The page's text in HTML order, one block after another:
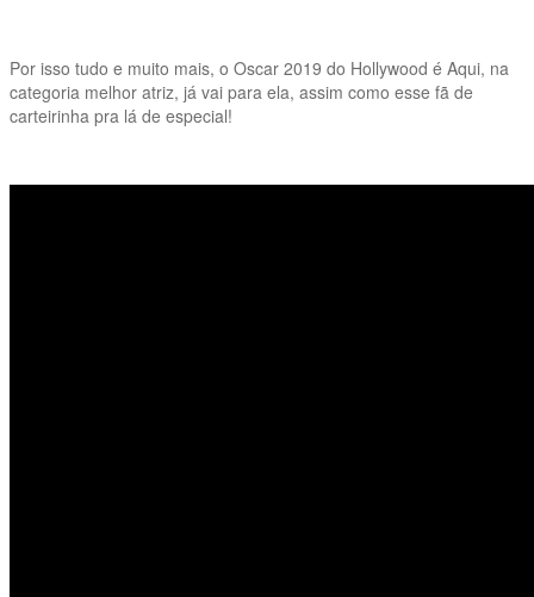
Por isso tudo e muito mais, o Oscar 2019 do Hollywood é Aqui, na
categoria melhor atriz, já vai para ela, assim como esse fã de
carteirinha pra lá de especial!